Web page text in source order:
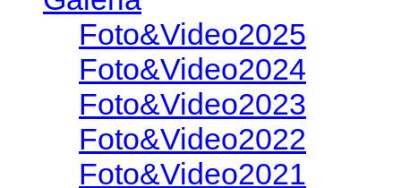
Foto&Video2025
Foto&Video2024
Foto&Video2023
Foto&Video2022
Foto&Video2021